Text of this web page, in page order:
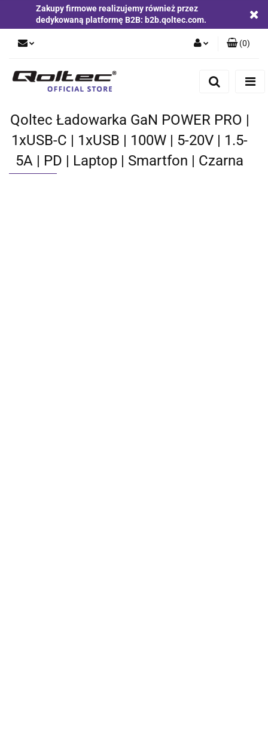
Zakupy firmowe realizujemy również przez
dedykowaną platformę B2B: b2b.qoltec.com.
Zgody cookies
(0)
Qoltec Ładowarka GaN POWER PRO |
1xUSB-C | 1xUSB | 100W | 5-20V | 1.5-
5A | PD | Laptop | Smartfon | Czarna